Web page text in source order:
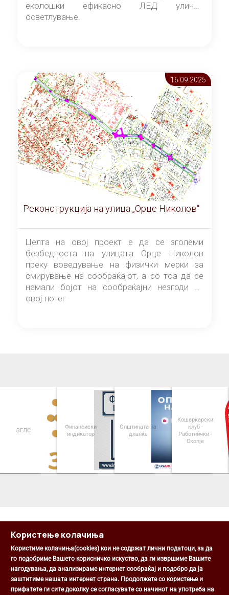
еколошки ефикасно ЛЕД улично
осветлување.
16.09 2025
Реконструкција на улица „Орце Николов“
Целта на овој проект е да се зголеми
безбедноста на улицата Орце Николов
преку воведување на физички мерки за
смирување на сообраќајот, а со тоа да се
намали бојот на сообраќајни незгоди на
овој потег
ЗЕЛС
Финансиски
индикатор
Општината на
дланка
Кошаркарски
клуб -
Работнички -
Скопје
Општина Центар
Михаил Цоков бр. 1, Скопје
Користење колачиња
Користиме колачиња(cookies) кои не содржат лични податоци, за да
го подобриме Вашето корисничко искуство, да ги извршиме Вашите
нагодувања, да анализираме интернет сообраќај и подобро да ја
заштитиме нашата интернет страна. Продолжете со користење и
прифатете ги сите доколку се согласувате со начинот на употреба на